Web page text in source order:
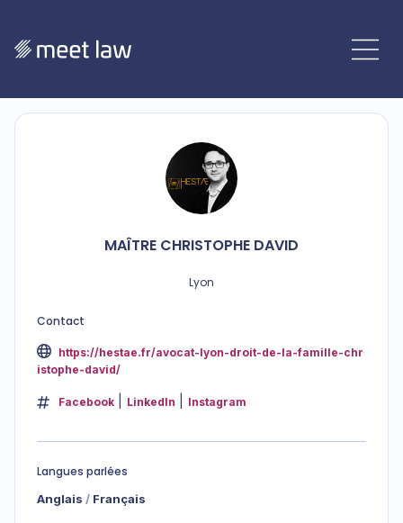
MAÎTRE CHRISTOPHE DAVID
Lyon
Contact
https://hestae.fr/avocat-lyon-droit-de-la-famille-chr
istophe-david/
Facebook LinkedIn Instagram
Langues parlées
Anglais Français